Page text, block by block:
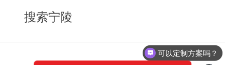
搜索宁陵
可以定制方案吗？